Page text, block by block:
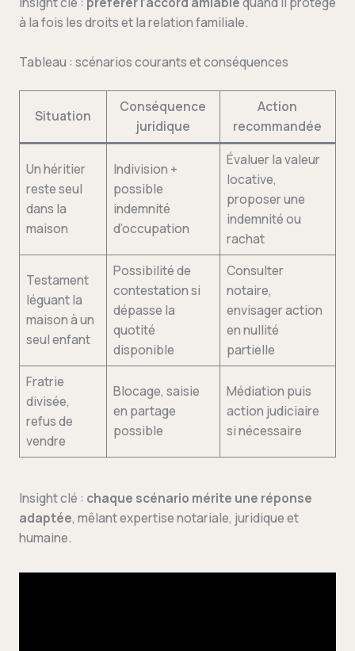
à la fois les droits et la relation familiale.
Tableau : scénarios courants et conséquences
Situation
Conséquence
juridique
Action
recommandée
Un héritier
reste seul
dans la
maison
Indivision +
possible
indemnité
d’occupation
Évaluer la valeur
locative,
proposer une
indemnité ou
rachat
Testament
léguant la
maison à un
seul enfant
Possibilité de
contestation si
dépasse la
quotité
disponible
Consulter
notaire,
envisager action
en nullité
partielle
Fratrie
divisée,
refus de
vendre
Blocage, saisie
en partage
possible
Médiation puis
action judiciaire
si nécessaire
Insight clé : chaque scénario mérite une réponse
adaptée, mêlant expertise notariale, juridique et
humaine.